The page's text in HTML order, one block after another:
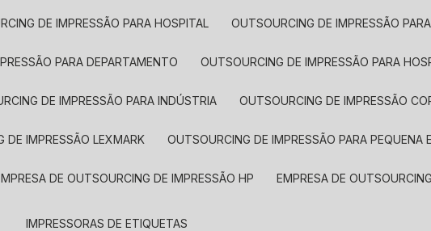
DE IMPRESSÃO PARA HOSPITAL OUTSOURCING DE IMPRESSÃO
PARA DEPARTAMENTO OUTSOURCING DE IMPRESSÃO PARA
DE IMPRESSÃO PARA INDÚSTRIA OUTSOURCING DE IMPRESSÃO
DE IMPRESSÃO LEXMARK OUTSOURCING DE IMPRESSÃO PARA PEQUENA
EMPRESA DE OUTSOURCING DE IMPRESSÃO HP EMPRESA DE
IMPRESSORAS DE ETIQUETAS